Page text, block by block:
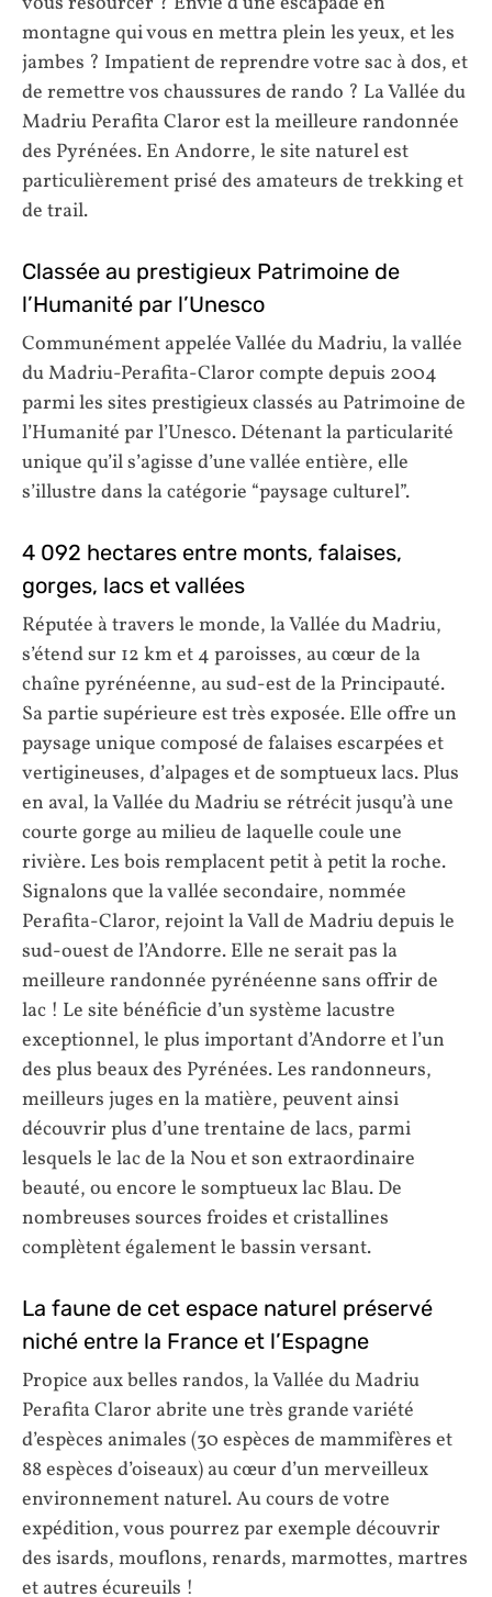
montagne qui vous en mettra plein les yeux, et les
jambes ? Impatient de reprendre votre sac à dos, et
de remettre vos chaussures de rando ? La Vallée du
Madriu Perafita Claror est la meilleure randonnée
des Pyrénées. En Andorre, le site naturel est
particulièrement prisé des amateurs de trekking et
de trail.
Classée au prestigieux Patrimoine de
l’Humanité par l’Unesco
Communément appelée Vallée du Madriu, la vallée
du Madriu-Perafita-Claror compte depuis 2004
parmi les sites prestigieux classés au Patrimoine de
l’Humanité par l’Unesco. Détenant la particularité
unique qu’il s’agisse d’une vallée entière, elle
s’illustre dans la catégorie “paysage culturel”.
4 092 hectares entre monts, falaises,
gorges, lacs et vallées
Réputée à travers le monde, la Vallée du Madriu,
s’étend sur 12 km et 4 paroisses, au cœur de la
chaîne pyrénéenne, au sud-est de la Principauté.
Sa partie supérieure est très exposée. Elle offre un
paysage unique composé de falaises escarpées et
vertigineuses, d’alpages et de somptueux lacs. Plus
en aval, la Vallée du Madriu se rétrécit jusqu’à une
courte gorge au milieu de laquelle coule une
rivière. Les bois remplacent petit à petit la roche.
Signalons que la vallée secondaire, nommée
Perafita-Claror, rejoint la Vall de Madriu depuis le
sud-ouest de l’Andorre. Elle ne serait pas la
meilleure randonnée pyrénéenne sans offrir de
lac ! Le site bénéficie d’un système lacustre
exceptionnel, le plus important d’Andorre et l’un
des plus beaux des Pyrénées. Les randonneurs,
meilleurs juges en la matière, peuvent ainsi
découvrir plus d’une trentaine de lacs, parmi
lesquels le lac de la Nou et son extraordinaire
beauté, ou encore le somptueux lac Blau. De
nombreuses sources froides et cristallines
complètent également le bassin versant.
La faune de cet espace naturel préservé
niché entre la France et l’Espagne
Propice aux belles randos, la Vallée du Madriu
Perafita Claror abrite une très grande variété
d’espèces animales (30 espèces de mammifères et
88 espèces d’oiseaux) au cœur d’un merveilleux
environnement naturel. Au cours de votre
expédition, vous pourrez par exemple découvrir
des isards, mouflons, renards, marmottes, martres
et autres écureuils !